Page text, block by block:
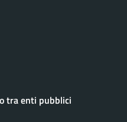
tra enti pubblici